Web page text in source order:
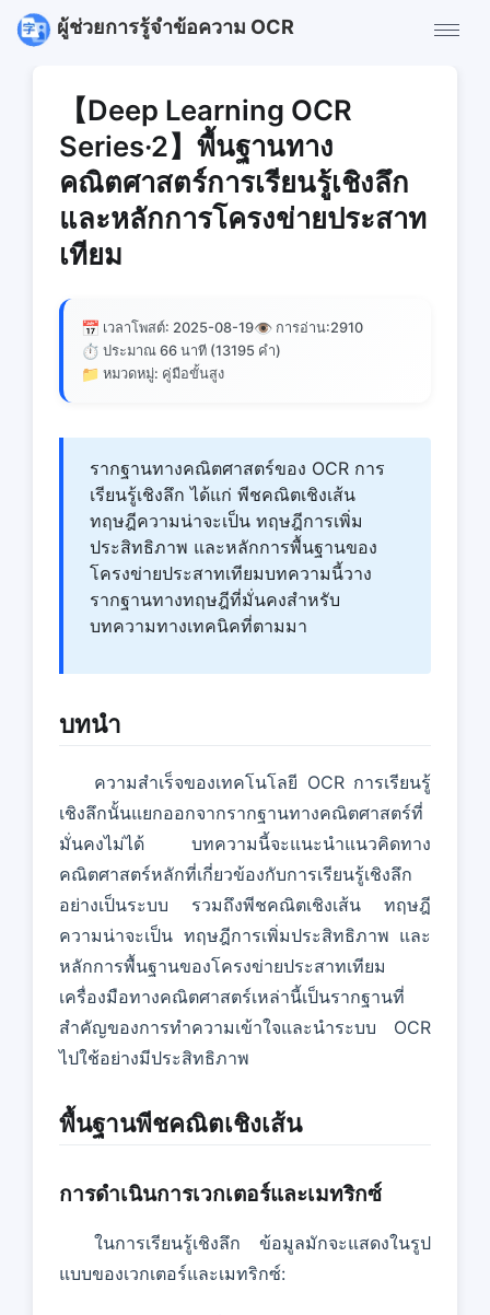
ผู้ช่วยการรู้จําข้อความ OCR
【Deep Learning OCR
Series·2】พื้นฐานทาง
คณิตศาสตร์การเรียนรู้เชิงลึก
และหลักการโครงข่ายประสาท
เทียม
📅 เวลาโพสต์: 2025-08-19👁️ การอ่าน:2910
⏱️ ประมาณ 66 นาที (13195 คํา)
📁 หมวดหมู่: คู่มือขั้นสูง
รากฐานทางคณิตศาสตร์ของ OCR การ
เรียนรู้เชิงลึก ได้แก่ พีชคณิตเชิงเส้น
ทฤษฎีความน่าจะเป็น ทฤษฎีการเพิ่ม
ประสิทธิภาพ และหลักการพื้นฐานของ
โครงข่ายประสาทเทียมบทความนี้วาง
รากฐานทางทฤษฎีที่มั่นคงสําหรับ
บทความทางเทคนิคที่ตามมา
บทนํา
ความสําเร็จของเทคโนโลยี OCR การเรียนรู้
เชิงลึกนั้นแยกออกจากรากฐานทางคณิตศาสตร์ที่
มั่นคงไม่ได้ บทความนี้จะแนะนําแนวคิดทาง
คณิตศาสตร์หลักที่เกี่ยวข้องกับการเรียนรู้เชิงลึก
อย่างเป็นระบบ รวมถึงพีชคณิตเชิงเส้น ทฤษฎี
ความน่าจะเป็น ทฤษฎีการเพิ่มประสิทธิภาพ และ
หลักการพื้นฐานของโครงข่ายประสาทเทียม
เครื่องมือทางคณิตศาสตร์เหล่านี้เป็นรากฐานที่
สําคัญของการทําความเข้าใจและนําระบบ OCR
ไปใช้อย่างมีประสิทธิภาพ
พื้นฐานพีชคณิตเชิงเส้น
การดําเนินการเวกเตอร์และเมทริกซ์
ในการเรียนรู้เชิงลึก ข้อมูลมักจะแสดงในรูป
แบบของเวกเตอร์และเมทริกซ์: